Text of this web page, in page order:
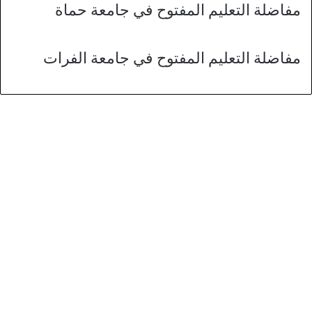
مفاضلة التعليم المفتوح في جامعة حماة
مفاضلة التعليم المفتوح في جامعة الفرات